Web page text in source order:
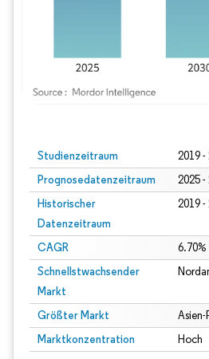
Studienzeitraum 2019 -
Prognosedatenzeitraum 2025 -
Historischer
Datenzeitraum
2019 -
CAGR 6.70%
Schnellstwachsender
Markt
Größter Markt Asien-
Marktkonzentration Hoch